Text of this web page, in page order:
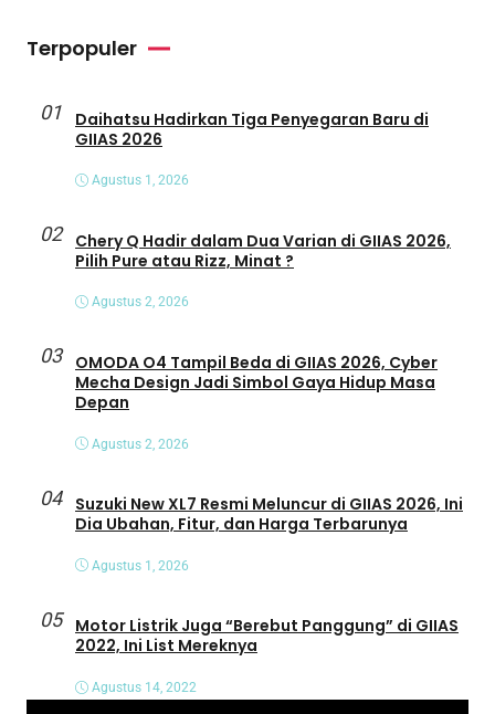
Terpopuler
01
Daihatsu Hadirkan Tiga Penyegaran Baru di
GIIAS 2026
Agustus 1, 2026
02
Chery Q Hadir dalam Dua Varian di GIIAS 2026,
Pilih Pure atau Rizz, Minat ?
Agustus 2, 2026
03
OMODA O4 Tampil Beda di GIIAS 2026, Cyber
Mecha Design Jadi Simbol Gaya Hidup Masa
Depan
Agustus 2, 2026
04
Suzuki New XL7 Resmi Meluncur di GIIAS 2026, Ini
Dia Ubahan, Fitur, dan Harga Terbarunya
Agustus 1, 2026
05
Motor Listrik Juga “Berebut Panggung” di GIIAS
2022, Ini List Mereknya
Agustus 14, 2022